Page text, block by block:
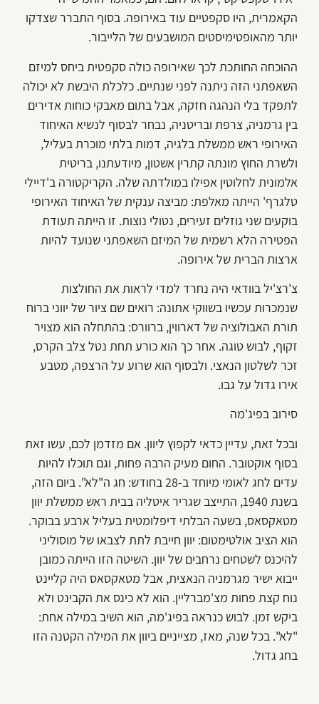
הקאמרית, היו סקפטיים עוד באירופה. בסוף התברר שצדקו
יותר מהאופטימיסטים המושבעים של הלייבור.
ההוכחה החותכת לכך שאירופה כולה סקפטית ביחס למיזם
השאפתני הזה ניתנה לפני שנתיים. כלכלת היבשת לא יכולה
לתפקד בלי הנהגה חזקה, אבל בתום מאבקי כוחות אדירים
בין גרמניה, צרפת ובריטניה, נבחר לבסוף לנשיא האיחוד
האירופי ראש ממשלת בלגיה, דמות בלתי מוכרת בעליל,
ולשרת החוץ מונתה קתרין אשטון, מיודעתנו, בריטית
אלמונית לחלוטין אפילו במולדתה שלה. הקריקטורה ב'דיילי
טלגרף' הייתה מאלפת: מביצה ענקית של האיחוד האירופי
בוקעים שני גוזלים זעירים, נטולי נוצות. זו הייתה תעודת
הפטירה הלא רשמית של המיזם השאפתני שנועד להיות
ארצות הברית של אירופה.
צ'רצ'יל בוודאי היה נחרד למדי לראות את החולצות
שנמכרות עכשיו בשווקי אתונה: רואים שם ציור של יווני ברוח
תורת האבולוציה של דארווין, ברוורס: בהתחלה הוא מצויר
זקוף, לבוש טוגה. אחר כך הוא כורע תחת נטל צלב הקרס,
זכר לשלטון הנאצי. ולבסוף הוא שרוע על הרצפה, מטבע
אירו גדול על גבו.
סירוב בפיג'מה
ובכל זאת, עדיין כדאי לקפוץ ליוון. אם מזדמן לכם, עשו זאת
בסוף אוקטובר. החום מעיק הרבה פחות, וגם תוכלו להיות
עדים לחג לאומי מיוחד ב-28 בחודש: חג ה"לא". ביום הזה,
בשנת 1940, התייצב שגריר איטליה בבית ראש ממשלת יוון
מטאקסאס, בשעה הבלתי דיפלומטית בעליל ארבע בבוקר.
הוא הציב אולטימטום: יוון חייבת לתת לצבאו של מוסוליני
להיכנס לשטחים נרחבים של יוון. השיטה הזו הייתה כמובן
ייבוא ישיר מגרמניה הנאצית, אבל מטאקסאס היה קליינט
נוח קצת פחות מצ'מברליין. הוא לא כינס את הקבינט ולא
ביקש זמן. לבוש כנראה בפיג'מה, הוא השיב במילה אחת:
"לא". בכל שנה, מאז, מצייניים ביוון את המילה הקטנה הזו
בחג גדול.